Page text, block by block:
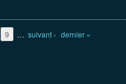
9 … suivant › dernier »